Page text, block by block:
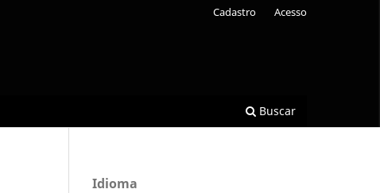
Buscar
Cadastro Acesso
Idioma